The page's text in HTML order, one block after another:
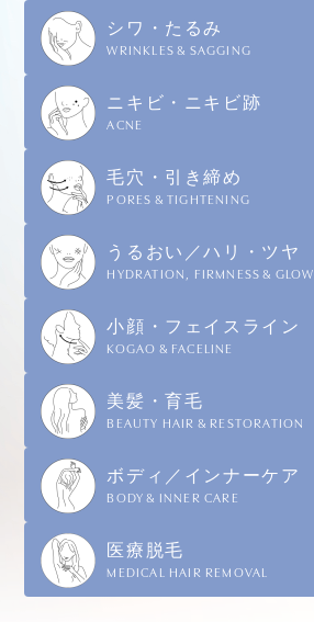
シワ・たるみ
WRINKLES & SAGGING
ニキビ・ニキビ跡
ACNE
毛穴・引き締め
PORES & TIGHTENING
うるおい／ハリ・ツヤ
HYDRATION, FIRMNESS & GLOW
小顔・フェイスライン
KOGAO & FACELINE
美髪・育毛
BEAUTY HAIR & RESTORATION
ボディ／インナーケア
BODY & INNER CARE
医療脱毛
MEDICAL HAIR REMOVAL